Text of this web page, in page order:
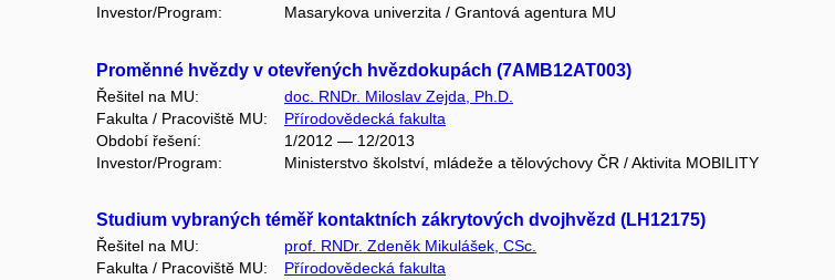
Investor/Program:
Masarykova univerzita / Grantová agentura MU
Proměnné hvězdy v otevřených hvězdokupách (7AMB12AT003)
Řešitel na MU:
doc. RNDr. Miloslav Zejda, Ph.D.
Fakulta / Pracoviště MU:
Přírodovědecká fakulta
Období řešení:
1/2012 — 12/2013
Investor/Program:
Ministerstvo školství, mládeže a tělovýchovy ČR / Aktivita MOBILITY
Studium vybraných téměř kontaktních zákrytových dvojhvězd (LH12175)
Řešitel na MU:
prof. RNDr. Zdeněk Mikulášek, CSc.
Fakulta / Pracoviště MU:
Přírodovědecká fakulta